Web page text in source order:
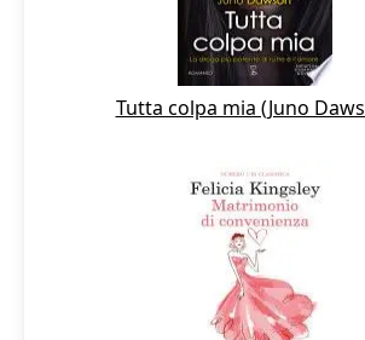
Tutta colpa mia (Juno